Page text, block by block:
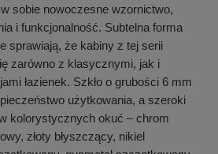
w sobie nowoczesne wzornictwo,
i funkcjonalność. Subtelna forma
sprawiają, że kabiny z tej serii
zarówno z klasycznymi, jak i
łazienek. Szkło o grubości 6 mm
użytkowania, a szeroki
kolorystycznych okuć – chrom
złoty błyszczący, nikiel